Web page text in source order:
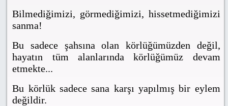
Bilmediğimizi, görmediğimizi, hissetmediğimizi
sanma!
Bu sadece şahsına olan körlüğümüzden değil,
hayatın tüm alanlarında körlüğümüz devam
etmekte...
Bu körlük sadece sana karşı yapılmış bir eylem
değildir.